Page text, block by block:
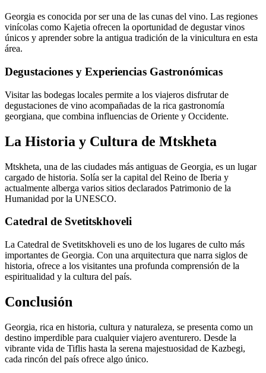
Georgia es conocida por ser una de las cunas del vino. Las regiones
vinícolas como Kajetia ofrecen la oportunidad de degustar vinos
únicos y aprender sobre la antigua tradición de la vinicultura en esta
área.
Degustaciones y Experiencias Gastronómicas
Visitar las bodegas locales permite a los viajeros disfrutar de
degustaciones de vino acompañadas de la rica gastronomía
georgiana, que combina influencias de Oriente y Occidente.
La Historia y Cultura de Mtskheta
Mtskheta, una de las ciudades más antiguas de Georgia, es un lugar
cargado de historia. Solía ser la capital del Reino de Iberia y
actualmente alberga varios sitios declarados Patrimonio de la
Humanidad por la UNESCO.
Catedral de Svetitskhoveli
La Catedral de Svetitskhoveli es uno de los lugares de culto más
importantes de Georgia. Con una arquitectura que narra siglos de
historia, ofrece a los visitantes una profunda comprensión de la
espiritualidad y la cultura del país.
Conclusión
Georgia, rica en historia, cultura y naturaleza, se presenta como un
destino imperdible para cualquier viajero aventurero. Desde la
vibrante vida de Tiflis hasta la serena majestuosidad de Kazbegi,
cada rincón del país ofrece algo único.